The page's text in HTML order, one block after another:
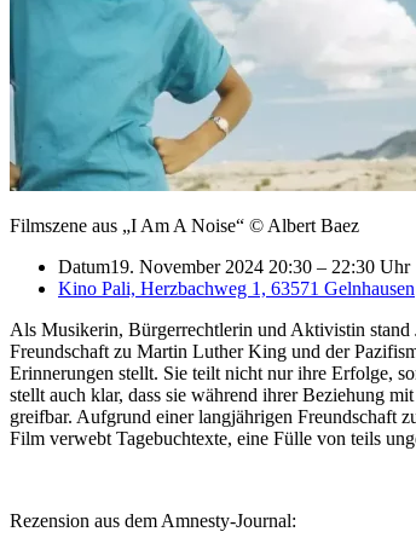
Filmszene aus „I Am A Noise“ © Albert Baez
Datum19. November 2024 20:30 – 22:30 Uhr
Kino Pali, Herzbachweg 1, 63571 Gelnhausen
Als Musikerin, Bürgerrechtlerin und Aktivistin stand
Freundschaft zu Martin Luther King und der
Erinnerungen stellt. Sie teilt nicht nur ihre Erfolge,
stellt auch klar, dass sie während ihrer Beziehung
greifbar. Aufgrund einer langjährigen Freundschaft
Film verwebt Tagebuchtexte, eine Fülle von teils
Rezension aus dem Amnesty-Journal: